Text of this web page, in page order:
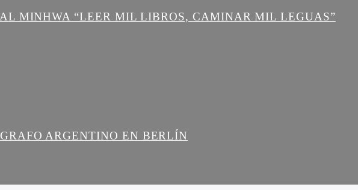
MINHWA “LEER MIL LIBROS, CAMINAR MIL LEGUAS”
ARGENTINO EN BERLÍN